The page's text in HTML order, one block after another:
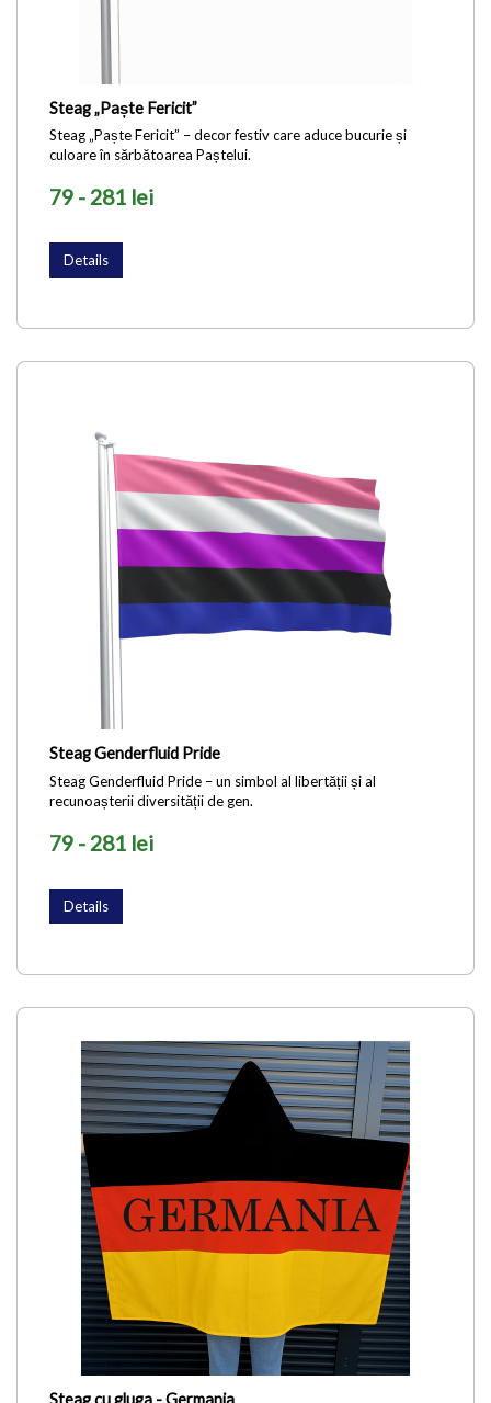
Steag „Paște Fericit”
Steag „Paște Fericit” – decor festiv care aduce bucurie și
culoare în sărbătoarea Paștelui.
79 - 281 lei
Details
Steag Genderfluid Pride
Steag Genderfluid Pride – un simbol al libertății și al
recunoașterii diversității de gen.
79 - 281 lei
Details